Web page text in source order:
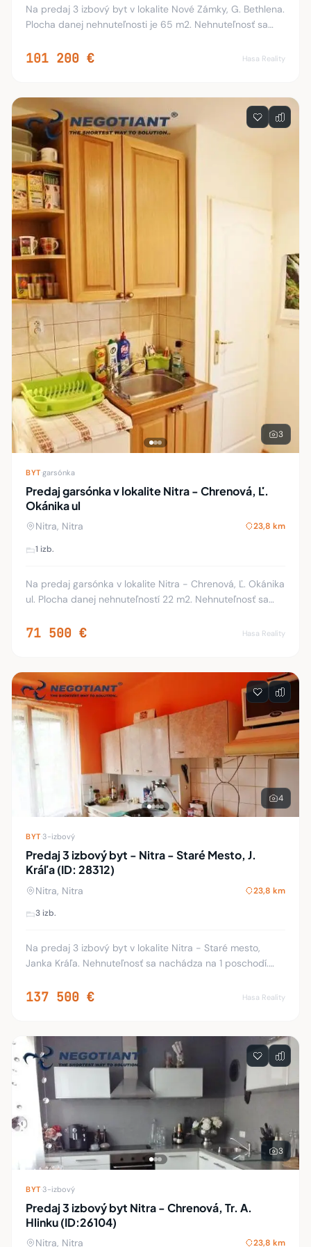
Na predaj 3 izbový byt v lokalite Nové Zámky, G. Bethlena.
Plocha danej nehnuteľnosti je 65 m2. Nehnuteľnosť sa
rekonštrukcii: plastové okná, plávaj
101 200 € Hasa Reality
3
BYT·garsónka
Predaj garsónka v lokalite Nitra - Chrenová, Ľ.
Okánika ul
Nitra, Nitra 23,8 km
1 izb.
Na predaj garsónka v lokalite Nitra - Chrenová, Ľ. Okánika
ul. Plocha danej nehnuteľností 22 m2. Nehnuteľnosť sa
OV. Byt je o čiastočnej rek
71 500 € Hasa Reality
4
BYT·3-izbový
Predaj 3 izbový byt - Nitra - Staré Mesto, J.
Kráľa (ID: 28312)
Nitra, Nitra 23,8 km
3 izb.
Na predaj 3 izbový byt v lokalite Nitra - Staré mesto,
Janka Kráľa. Nehnuteľnosť sa nachádza na 1 poschodí.
Byt je v pôvodnom stave. Dispozíci
137 500 € Hasa Reality
3
BYT·3-izbový
Predaj 3 izbový byt Nitra - Chrenová, Tr. A.
Hlinku (ID:26104)
Nitra, Nitra 23,8 km